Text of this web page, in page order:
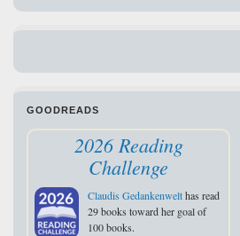
GOODREADS
2026 Reading
Challenge
Claudis Gedankenwelthas read
29 books toward her goal of
100 books.